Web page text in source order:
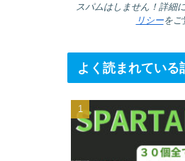
スパムはしません！詳細
リシーをご
よく読まれている